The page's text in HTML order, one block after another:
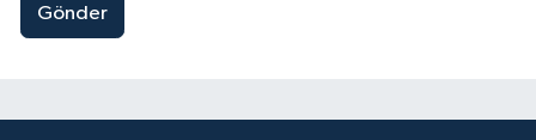
Gönder